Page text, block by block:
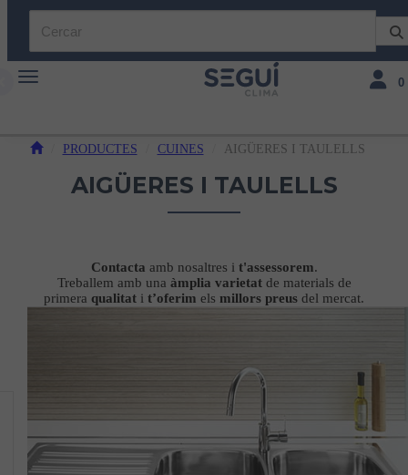
Toggle navigation 0
PRODUCTES CUINES AIGÜERES I TAULELLS
AIGÜERES I TAULELLS
Contacta amb nosaltres i t'assessorem.
Treballem amb una àmplia varietatde materials de
primera qualitat i t’oferim els millors preus del mercat.